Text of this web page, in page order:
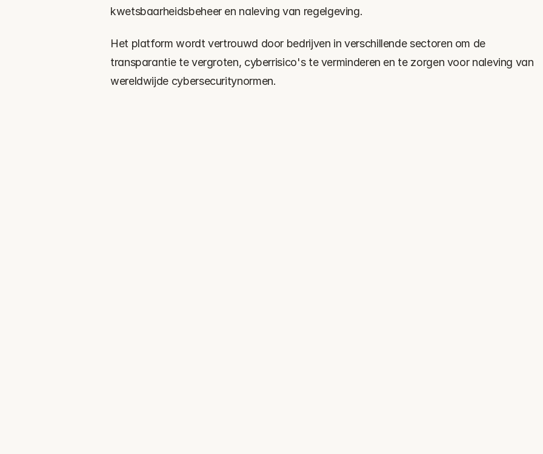
kwetsbaarheidsbeheer en naleving van regelgeving.
Het platform wordt vertrouwd door bedrijven in verschillende sectoren om de
transparantie te vergroten, cyberrisico's te verminderen en te zorgen voor naleving van
wereldwijde cybersecuritynormen.